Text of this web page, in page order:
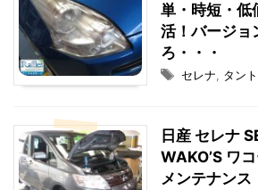
単・時短・低
活！バージョ
ろ・・・
セレナ タント
日産 セレナ
WAKO’S ワ
メンテナン